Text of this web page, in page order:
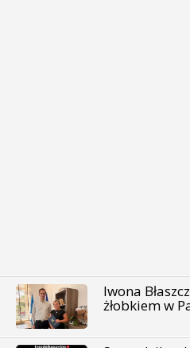
Iwona
żłobkiem w